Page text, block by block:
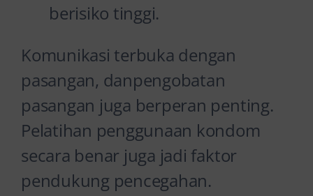
berisiko tinggi.
Komunikasi terbuka dengan
pasangan, danpengobatan
pasangan juga berperan penting.
Pelatihan penggunaan kondom
secara benar juga jadi faktor
pendukung pencegahan.